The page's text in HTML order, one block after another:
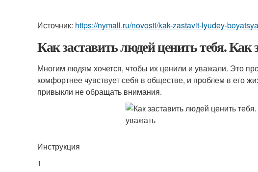
Источник: https://nymall.ru/novosti/kak-zastavit-lyudey-
Как заставить людей ценить тебя. Как
Многим людям хочется, чтобы их ценили и уважали. Это
комфортнее чувствует себя в обществе, и проблем в его
привыкли не обращать внимания.
Инструкция
1